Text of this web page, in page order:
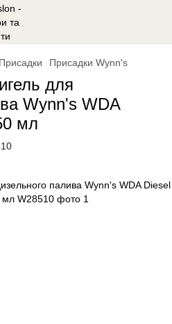
Присадки Присадки Wynn's
для
Wynn's WDA
мл